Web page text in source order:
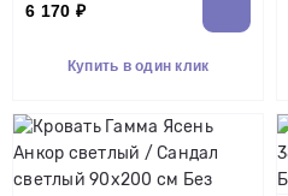
6 170 ₽
Купить в один клик